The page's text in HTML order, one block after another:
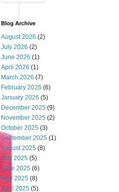
Blog Archive
August 2026 (2)
July 2026 (2)
June 2026 (1)
April 2026 (1)
March 2026 (7)
February 2026 (6)
January 2026 (5)
December 2025 (9)
November 2025 (2)
October 2025 (3)
September 2025 (1)
August 2025 (8)
July 2025 (5)
June 2025 (6)
May 2025 (8)
April 2025 (5)